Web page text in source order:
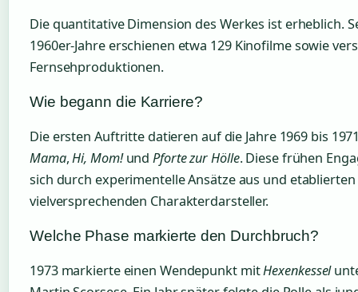
Die quantitative Dimension des Werkes ist erheblich.
1960er-Jahre erschienen etwa 129 Kinofilme sowie
Fernsehproduktionen.
Wie begann die Karriere?
Die ersten Auftritte datieren auf die Jahre 1969 bis
Mama,Hi, Mom!undPforte zur Hölle. Diese frühen
sich durch experimentelle Ansätze aus und etablierten
vielversprechenden Charakterdarsteller.
Welche Phase markierte den Durchbruch?
1973 markierte einen Wendepunkt mitHexenkessel